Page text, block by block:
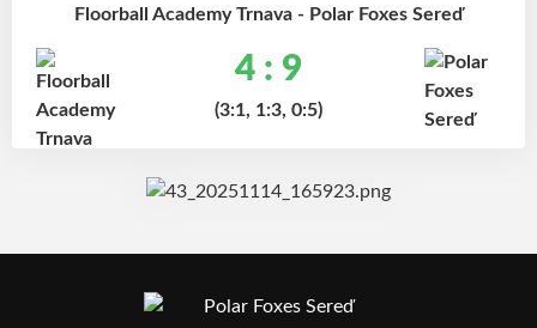
Floorball Academy Trnava - Polar Foxes Sereď
4 : 9
(3:1, 1:3, 0:5)